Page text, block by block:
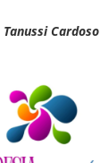
Tanussi Cardoso